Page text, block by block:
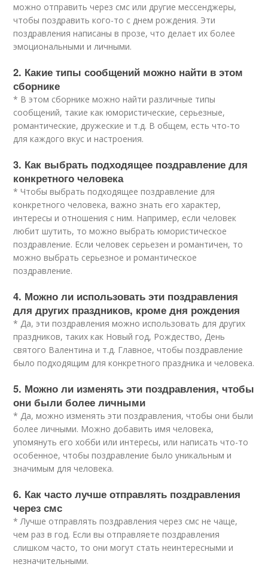
можно отправить через смс или другие мессенджеры,
чтобы поздравить кого-то с днем рождения. Эти
поздравления написаны в прозе, что делает их более
эмоциональными и личными.
2. Какие типы сообщений можно найти в этом
сборнике
* В этом сборнике можно найти различные типы
сообщений, такие как юмористические, серьезные,
романтические, дружеские и т.д. В общем, есть что-то
для каждого вкус и настроения.
3. Как выбрать подходящее поздравление для
конкретного человека
* Чтобы выбрать подходящее поздравление для
конкретного человека, важно знать его характер,
интересы и отношения с ним. Например, если человек
любит шутить, то можно выбрать юмористическое
поздравление. Если человек серьезен и романтичен, то
можно выбрать серьезное и романтическое
поздравление.
4. Можно ли использовать эти поздравления
для других праздников, кроме дня рождения
* Да, эти поздравления можно использовать для других
праздников, таких как Новый год, Рождество, День
святого Валентина и т.д. Главное, чтобы поздравление
было подходящим для конкретного праздника и человека.
5. Можно ли изменять эти поздравления, чтобы
они были более личными
* Да, можно изменять эти поздравления, чтобы они были
более личными. Можно добавить имя человека,
упомянуть его хобби или интересы, или написать что-то
особенное, чтобы поздравление было уникальным и
значимым для человека.
6. Как часто лучше отправлять поздравления
через смс
* Лучше отправлять поздравления через смс не чаще,
чем раз в год. Если вы отправляете поздравления
слишком часто, то они могут стать неинтересными и
незначительными.